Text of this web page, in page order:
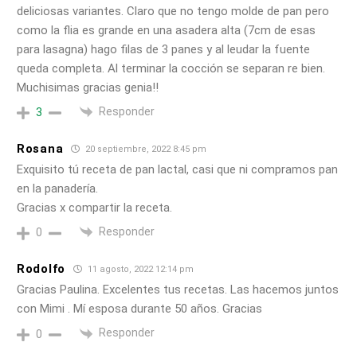
deliciosas variantes. Claro que no tengo molde de pan pero
como la flia es grande en una asadera alta (7cm de esas
para lasagna) hago filas de 3 panes y al leudar la fuente
queda completa. Al terminar la cocción se separan re bien.
Muchisimas gracias genia!!
3 Responder
Rosana 20 septiembre, 2022 8:45 pm
Exquisito tú receta de pan lactal, casi que ni compramos pan
en la panadería.
Gracias x compartir la receta.
0 Responder
Rodolfo 11 agosto, 2022 12:14 pm
Gracias Paulina. Excelentes tus recetas. Las hacemos juntos
con Mimi . Mí esposa durante 50 años. Gracias
0 Responder